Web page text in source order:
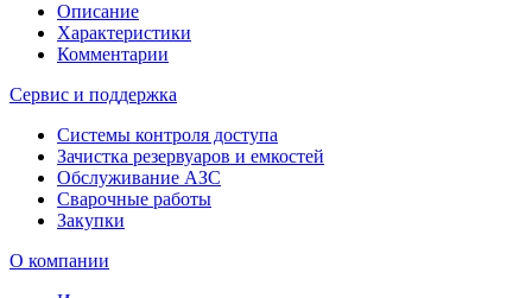
Описание
Характеристики
Комментарии
Сервис и поддержка
Системы контроля доступа
Зачистка резервуаров и емкостей
Обслуживание АЗС
Сварочные работы
Закупки
О компании